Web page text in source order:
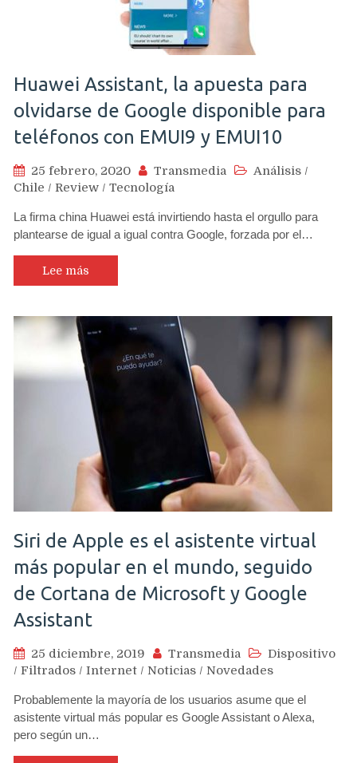
Huawei Assistant, la apuesta para
olvidarse de Google disponible para
teléfonos con EMUI9 y EMUI10
25 febrero, 2020 Transmedia Análisis /
Chile / Review / Tecnología
La firma china Huawei está invirtiendo hasta el orgullo para
plantearse de igual a igual contra Google, forzada por el…
Lee más
Siri de Apple es el asistente virtual
más popular en el mundo, seguido
de Cortana de Microsoft y Google
Assistant
25 diciembre, 2019 Transmedia
Dispositivo
/ Filtrados / Internet / Noticias / Novedades
Probablemente la mayoría de los usuarios asume que el
asistente virtual más popular es Google Assistant o Alexa,
pero según un…